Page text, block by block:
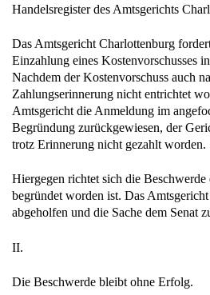
Handelsregister des Amtsgerichts
Das Amtsgericht Charlottenburg
Einzahlung eines Kostenvorschusses
Nachdem der Kostenvorschuss auch
Zahlungserinnerung nicht entrichtet
Amtsgericht die Anmeldung im
Begründung zurückgewiesen, der
trotz Erinnerung nicht gezahlt worden.
Hiergegen richtet sich die
begründet worden ist. Das
abgeholfen und die Sache dem Senat
II.
Die Beschwerde bleibt ohne Erfolg.